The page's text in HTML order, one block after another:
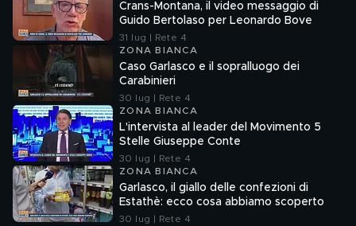
Crans-Montana, il video messaggio di
Guido Bertolaso per Leonardo Bove
31 lug | Rete 4
ZONA BIANCA
Caso Garlasco e il sopralluogo dei
Carabinieri
30 lug | Rete 4
ZONA BIANCA
L'intervista al leader del Movimento 5
Stelle Giuseppe Conte
30 lug | Rete 4
ZONA BIANCA
Garlasco, il giallo delle confezioni di
Estathè: ecco cosa abbiamo scoperto
30 lug | Rete 4